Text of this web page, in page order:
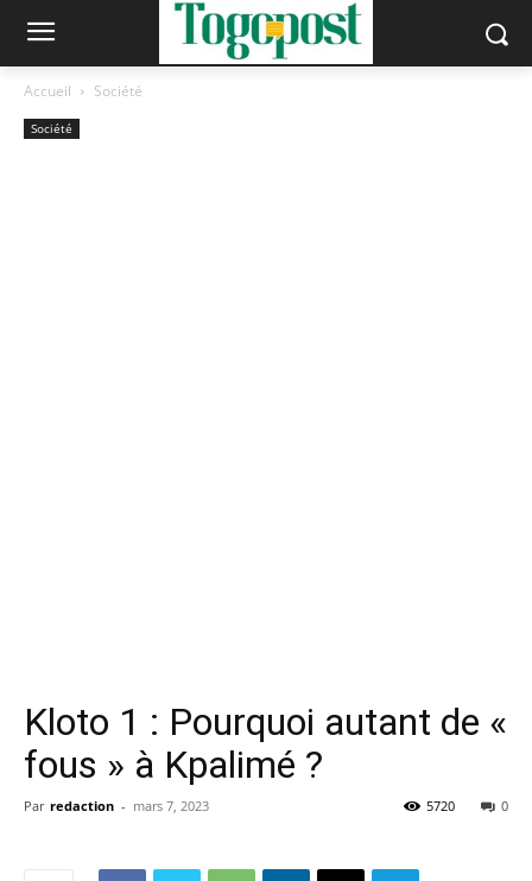
Accueil Société
Société
Kloto 1 : Pourquoi autant de «
fous » à Kpalimé ?
Par redaction - mars 7, 2023 0
5720